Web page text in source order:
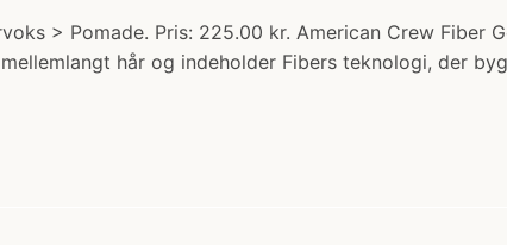
> Pomade. Pris: 225.00 kr. American Crew Fiber
hår og indeholder Fibers teknologi, der